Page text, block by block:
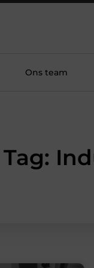
Ons team
Tag: